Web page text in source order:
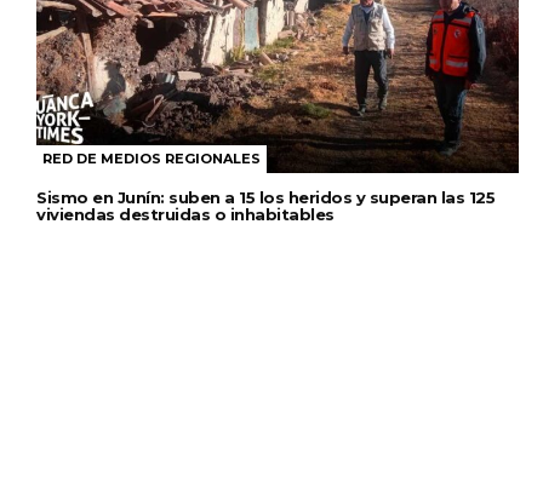
RED DE MEDIOS REGIONALES
Sismo en Junín: suben a 15 los heridos y superan las 125
viviendas destruidas o inhabitables